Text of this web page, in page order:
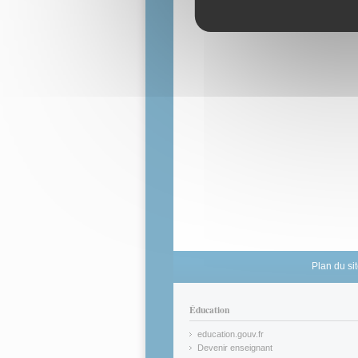
Plan du
Éducation
education.gouv.fr
(link is external)
Devenir enseignant